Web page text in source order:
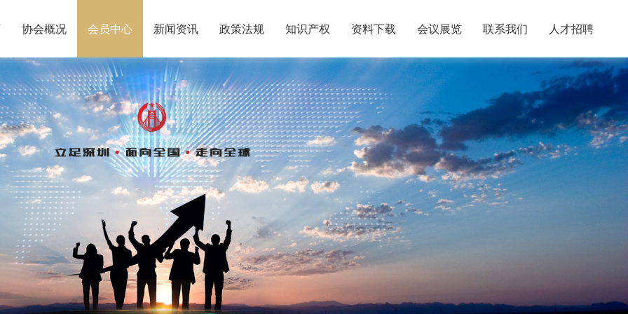
协会概况 会员中心 新闻资讯 政策法规 知识产权 资料下载 会议展览 联系我们 人才招聘